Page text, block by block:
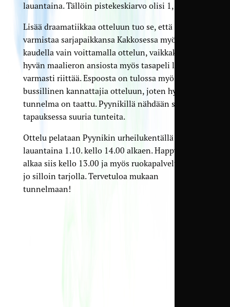
lauantaina. Tällöin pistekeskiarvo olisi 1,54.
Lisää draamatiikkaa otteluun tuo se, että EPS
varmistaa sarjapaikkansa Kakkosessa myös ensi
kaudella vain voittamalla ottelun, vaikkakin
hyvän maalieron ansiosta myös tasapeli lähes
varmasti riittää. Espoosta on tulossa myös
bussillinen kannattajia otteluun, joten hyvä
tunnelma on taattu. Pyynikillä nähdään siis joka
tapauksessa suuria tunteita.
Ottelu pelataan Pyynikin urheilukentällä
lauantaina 1.10. kello 14.00 alkaen. Happy hour
alkaa siis kello 13.00 ja myös ruokapalveluita on
jo silloin tarjolla. Tervetuloa mukaan
tunnelmaan!